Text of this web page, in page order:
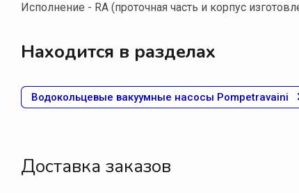
Исполнение - RA (проточная часть и корпус
Находится в разделах
Водокольцевые вакуумные насосы Pompetravaini
Доставка заказов